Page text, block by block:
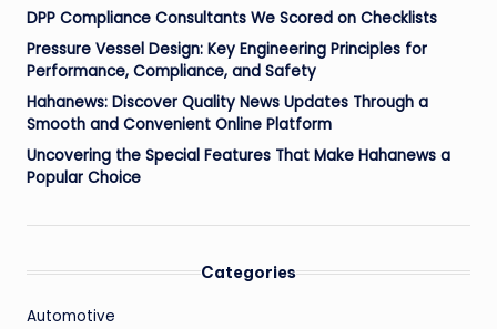
DPP Compliance Consultants We Scored on Checklists
Pressure Vessel Design: Key Engineering Principles for
Performance, Compliance, and Safety
Hahanews: Discover Quality News Updates Through a
Smooth and Convenient Online Platform
Uncovering the Special Features That Make Hahanews a
Popular Choice
Categories
Automotive